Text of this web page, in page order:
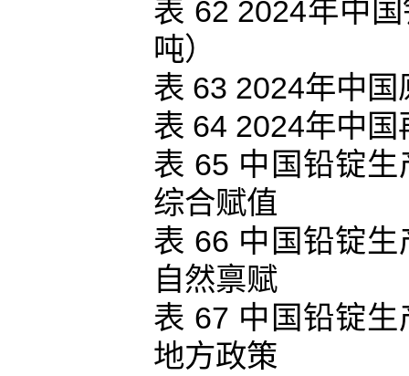
表 62 2024年中
吨）
表 63 2024年中
表 64 2024年中
表 65 中国铅锭
综合赋值
表 66 中国铅锭
自然禀赋
表 67 中国铅锭
地方政策